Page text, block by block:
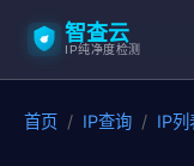
智查云
IP纯净度检测
首页 / IP查询 / IP列